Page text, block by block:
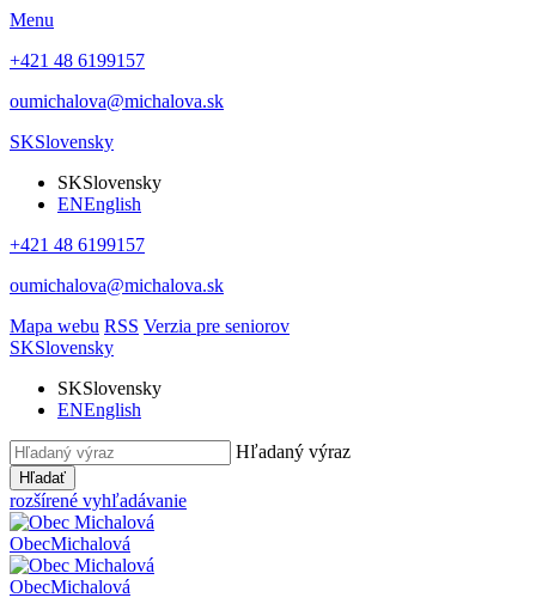
Menu
+421 48 6199157
oumichalova@michalova.sk
SKSlovensky
SKSlovensky
ENEnglish
+421 48 6199157
oumichalova@michalova.sk
Mapa webu RSS Verzia pre seniorov
SKSlovensky
SKSlovensky
ENEnglish
Hľadaný výraz
Hľadať
rozšírené vyhľadávanie
ObecMichalová
ObecMichalová